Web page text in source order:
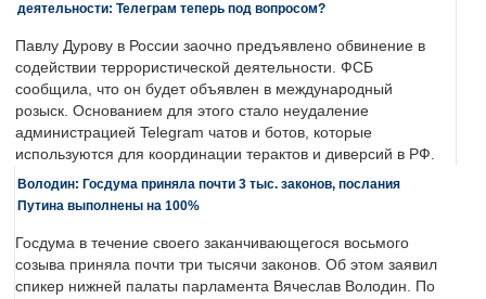
деятельности: Телеграм теперь под вопросом?
Павлу Дурову в России заочно предъявлено обвинение в
содействии террористической деятельности. ФСБ
сообщила, что он будет объявлен в международный
розыск. Основанием для этого стало неудаление
администрацией Telegram чатов и ботов, которые
используются для координации терактов и диверсий в РФ.
Володин: Госдума приняла почти 3 тыс. законов, послания
Путина выполнены на 100%
Госдума в течение своего заканчивающегося восьмого
созыва приняла почти три тысячи законов. Об этом заявил
спикер нижней палаты парламента Вячеслав Володин. По